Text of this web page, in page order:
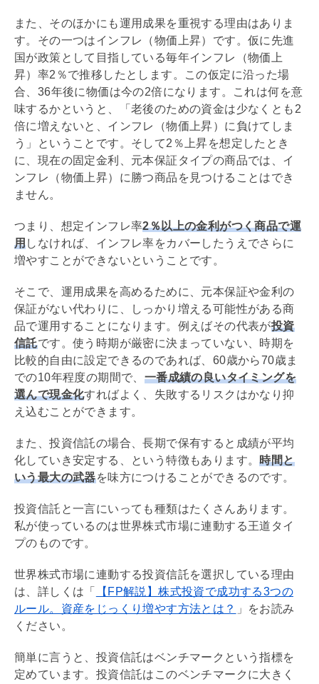
また、そのほかにも運用成果を重視する理由はありま
す。その一つはインフレ（物価上昇）です。仮に先進
国が政策として目指している毎年インフレ（物価上
昇）率2％で推移したとします。この仮定に沿った場
合、36年後に物価は今の2倍になります。これは何を意
味するかというと、「老後のための資金は少なくとも2
倍に増えないと、インフレ（物価上昇）に負けてしま
う」ということです。そして2％上昇を想定したとき
に、現在の固定金利、元本保証タイプの商品では、イ
ンフレ（物価上昇）に勝つ商品を見つけることはでき
ません。
つまり、想定インフレ率2％以上の金利がつく商品で運
用しなければ、インフレ率をカバーしたうえでさらに
増やすことができないということです。
そこで、運用成果を高めるために、元本保証や金利の
保証がない代わりに、しっかり増える可能性がある商
品で運用することになります。例えばその代表が投資
信託です。使う時期が厳密に決まっていない、時期を
比較的自由に設定できるのであれば、60歳から70歳ま
での10年程度の期間で、 一番成績の良いタイミングを
選んで現金化すればよく、失敗するリスクはかなり抑
え込むことができます。
また、投資信託の場合、長期で保有すると成績が平均
化していき安定する、という特徴もあります。時間と
いう最大の武器を味方につけることができるのです。
投資信託と一言にいっても種類はたくさんあります。
私が使っているのは世界株式市場に連動する王道タイ
プのものです。
世界株式市場に連動する投資信託を選択している理由
は、詳しくは「
【FP解説】株式投資で成功する3つの
ルール。資産をじっくり増やす方法とは？
」をお読み
ください。
簡単に言うと、投資信託はベンチマークという指標を
定めています。投資信託はこのベンチマークに大きく